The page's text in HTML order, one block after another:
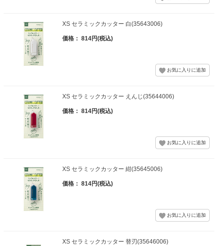
XS セラミックカッター 白(35643006)
価格： 814円(税込)
XS セラミックカッター えんじ(35644006)
価格： 814円(税込)
XS セラミックカッター 紺(35645006)
価格： 814円(税込)
XS セラミックカッター 替刃(35646006)